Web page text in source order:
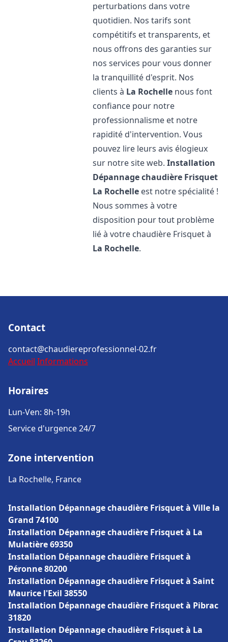
perturbations dans votre
quotidien. Nos tarifs sont
compétitifs et transparents, et
nous offrons des garanties sur
nos services pour vous donner
la tranquillité d'esprit. Nos
clients à La Rochelle nous font
confiance pour notre
professionnalisme et notre
rapidité d'intervention. Vous
pouvez lire leurs avis élogieux
sur notre site web.Installation
Dépannage chaudière Frisquet
La Rochelle est notre spécialité !
Nous sommes à votre
disposition pour tout problème
lié à votre chaudière Frisquet à
La Rochelle.
Contact
contact@chaudiereprofessionnel-02.fr
Accueil Informations
Horaires
Lun-Ven: 8h-19h
Service d'urgence 24/7
Zone intervention
La Rochelle, France
Installation Dépannage chaudière Frisquet à Ville la
Grand 74100
Installation Dépannage chaudière Frisquet à La
Mulatière 69350
Installation Dépannage chaudière Frisquet à
Péronne 80200
Installation Dépannage chaudière Frisquet à Saint
Maurice l'Exil 38550
Installation Dépannage chaudière Frisquet à Pibrac
31820
Installation Dépannage chaudière Frisquet à La